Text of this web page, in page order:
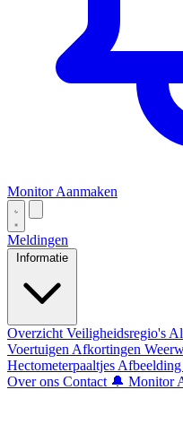
Monitor Aanmaken
Meldingen
Informatie
Overzicht Veiligheidsregio's
Voertuigen Afkortingen
Hectometerpaaltjes
Over ons Contact 🔔 Monitor